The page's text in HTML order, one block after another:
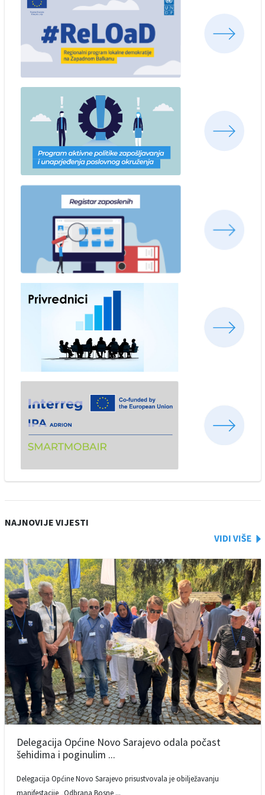
NAJNOVIJE VIJESTI
Delegacija Općine Novo Sarajevo odala počast
šehidima i poginulim ...
Delegacija Općine Novo Sarajevo prisustvovala je obilježavanju
manifestacije „Odbrana Bosne ...